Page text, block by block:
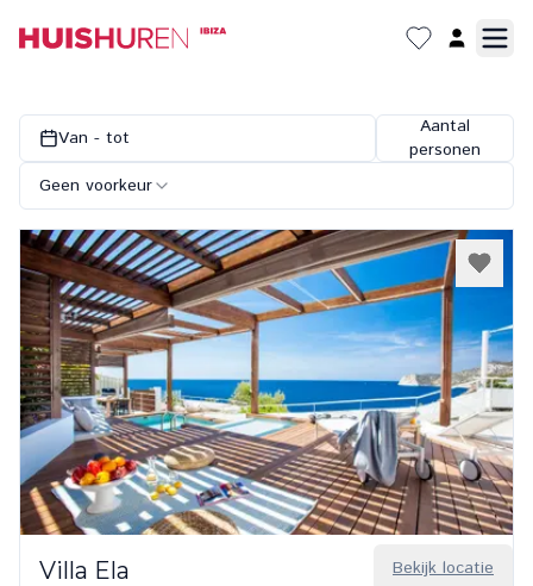
Van - tot
Aantal
personen
Geen voorkeur
Bekijk locatie
Villa Ela